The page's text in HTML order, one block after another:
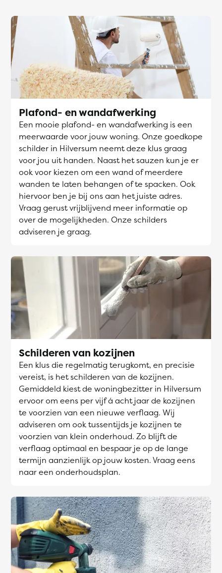
Plafond- en wandafwerking
Een mooie plafond- en wandafwerking is een
meerwaarde voor jouw woning. Onze goedkope
schilder in Hilversum neemt deze klus graag
voor jou uit handen. Naast het sauzen kun je er
ook voor kiezen om een wand of meerdere
wanden te laten behangen of te spacken. Ook
hiervoor ben je bij ons aan het juiste adres.
Vraag gerust vrijblijvend meer informatie op
over de mogelijkheden. Onze schilders
adviseren je graag.
Schilderen van kozijnen
Een klus die regelmatig terugkomt, en precisie
vereist, is het schilderen van de kozijnen.
Gemiddeld kiest de woningbezitter in Hilversum
ervoor om eens per vijf á acht jaar de kozijnen
te voorzien van een nieuwe verflaag. Wij
adviseren om ook tussentijds je kozijnen te
voorzien van klein onderhoud. Zo blijft de
verflaag optimaal en bespaar je op de lange
termijn aanzienlijk op jouw kosten. Vraag eens
naar een onderhoudsplan.